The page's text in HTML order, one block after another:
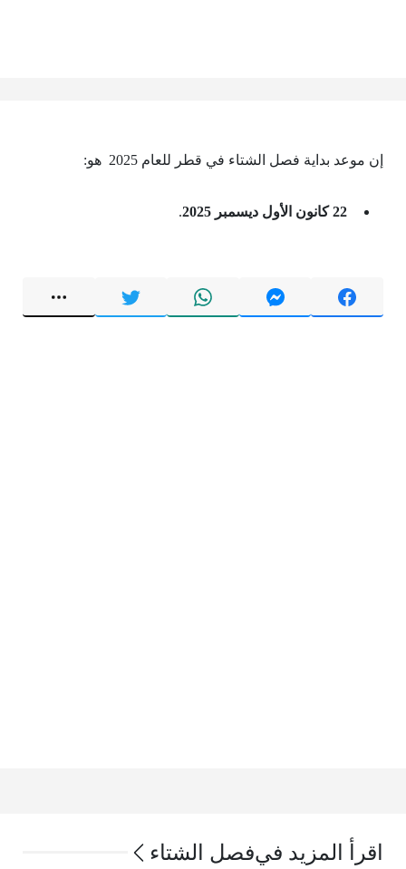
إن موعد بداية فصل الشتاء في قطر للعام 2025 هو:
22 كانون الأول ديسمبر 2025 .
اقرأ المزيد فيفصل الشتاء